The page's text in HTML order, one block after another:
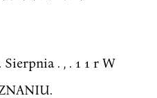
. , . 1 1 r W